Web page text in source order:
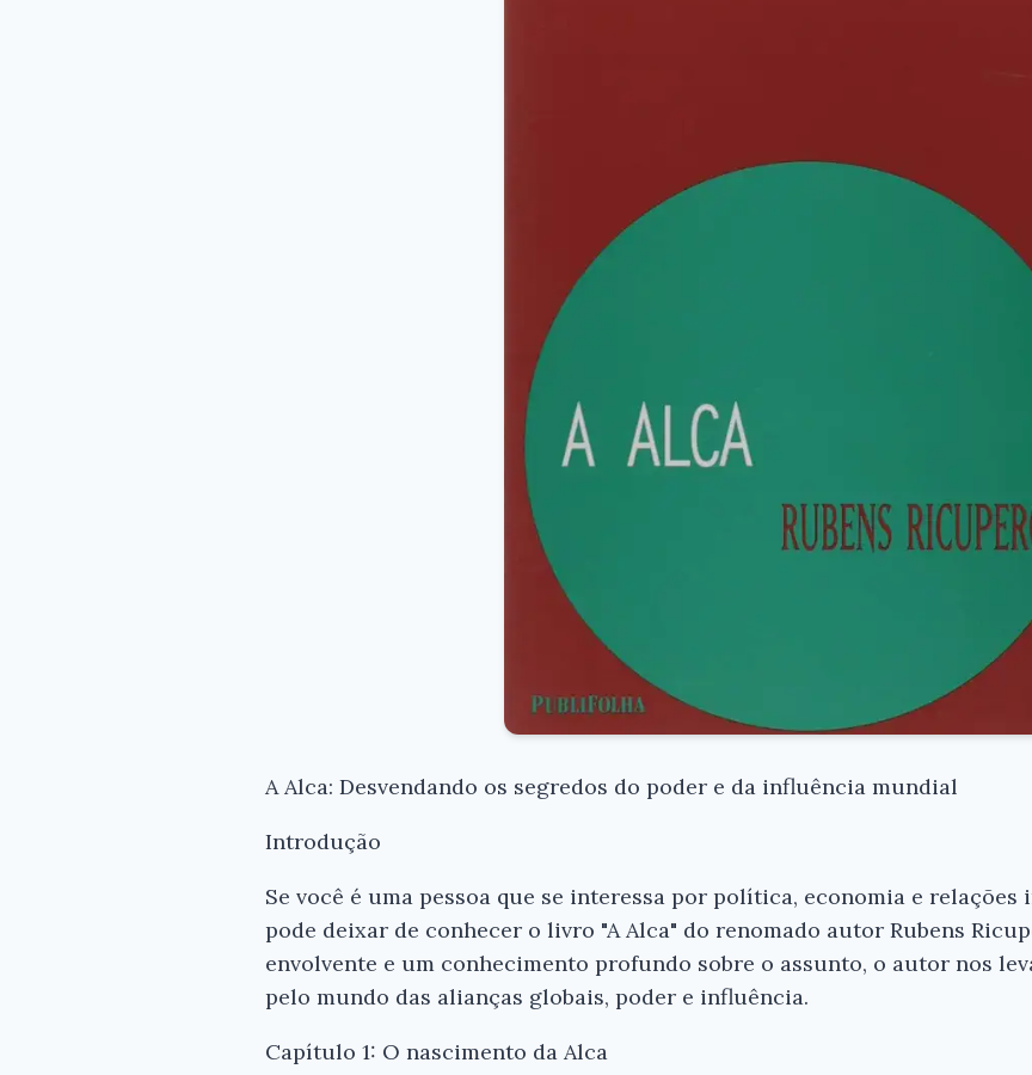
A Alca: Desvendando os segredos do poder e da influência mundial
Introdução
Se você é uma pessoa que se interessa por política, economia e
pode deixar de conhecer o livro "A Alca" do renomado autor Rubens
envolvente e um conhecimento profundo sobre o assunto, o autor nos
pelo mundo das alianças globais, poder e influência.
Capítulo 1: O nascimento da Alca